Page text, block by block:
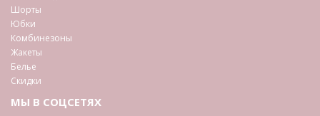
Шорты
Юбки
Комбинезоны
Жакеты
Белье
Скидки
МЫ В СОЦСЕТЯХ